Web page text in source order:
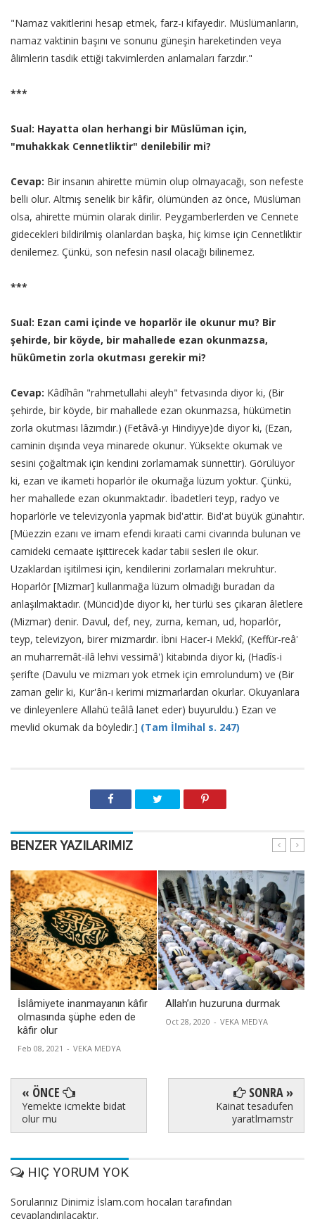
"Namaz vakitlerini hesap etmek, farz-ı kifayedir. Müslümanların,
namaz vaktinin başını ve sonunu güneşin hareketinden veya
âlimlerin tasdik ettiği takvimlerden anlamaları farzdır."
***
Sual: Hayatta olan herhangi bir Müslüman için,
"muhakkak Cennetliktir" denilebilir mi?
Cevap: Bir insanın ahirette mümin olup olmayacağı, son nefeste
belli olur. Altmış senelik bir kâfir, ölümünden az önce, Müslüman
olsa, ahirette mümin olarak dirilir. Peygamberlerden ve Cennete
gidecekleri bildirilmiş olanlardan başka, hiç kimse için Cennetliktir
denilemez. Çünkü, son nefesin nasıl olacağı bilinemez.
***
Sual: Ezan cami içinde ve hoparlör ile okunur mu? Bir
şehirde, bir köyde, bir mahallede ezan okunmazsa,
hükûmetin zorla okutması gerekir mi?
Cevap: Kâdîhân "rahmetullahi aleyh" fetvasında diyor ki, (Bir
şehirde, bir köyde, bir mahallede ezan okunmazsa, hükümetin
zorla okutması lâzımdır.) (Fetâvâ-yı Hindiyye)de diyor ki, (Ezan,
caminin dışında veya minarede okunur. Yüksekte okumak ve
sesini çoğaltmak için kendini zorlamamak sünnettir). Görülüyor
ki, ezan ve ikameti hoparlör ile okumağa lüzum yoktur. Çünkü,
her mahallede ezan okunmaktadır. İbadetleri teyp, radyo ve
hoparlörle ve televizyonla yapmak bid'attir. Bid'at büyük günahtır.
[Müezzin ezanı ve imam efendi kıraati cami civarında bulunan ve
camideki cemaate işittirecek kadar tabii sesleri ile okur.
Uzaklardan işitilmesi için, kendilerini zorlamaları mekruhtur.
Hoparlör [Mizmar] kullanmağa lüzum olmadığı buradan da
anlaşılmaktadır. (Müncid)de diyor ki, her türlü ses çıkaran âletlere
(Mizmar) denir. Davul, def, ney, zurna, keman, ud, hoparlör,
teyp, televizyon, birer mizmardır. İbni Hacer-i Mekkî, (Keffür-reâ'
an muharremât-ilâ lehvi vessimâ') kitabında diyor ki, (Hadîs-i
şerifte (Davulu ve mizmarı yok etmek için emrolundum) ve (Bir
zaman gelir ki, Kur'ân-ı kerimi mizmarlardan okurlar. Okuyanlara
ve dinleyenlere Allahü teâlâ lanet eder) buyuruldu.) Ezan ve
mevlid okumak da böyledir.] (Tam İlmihal s. 247)
BENZER YAZILARIMIZ
İslâmiyete inanmayanın kâfir
olmasında şüphe eden de
kâfir olur
Feb 08, 2021 - VEKA MEDYA
Allah’ın huzuruna durmak
Oct 28, 2020 - VEKA MEDYA
« ÖNCE
Yemekte icmekte bidat
olur mu
SONRA »
Kainat tesadufen
yaratlmamstr
HIÇ YORUM YOK
Sorularınız Dinimiz İslam.com hocaları tarafından
cevaplandırılacaktır.